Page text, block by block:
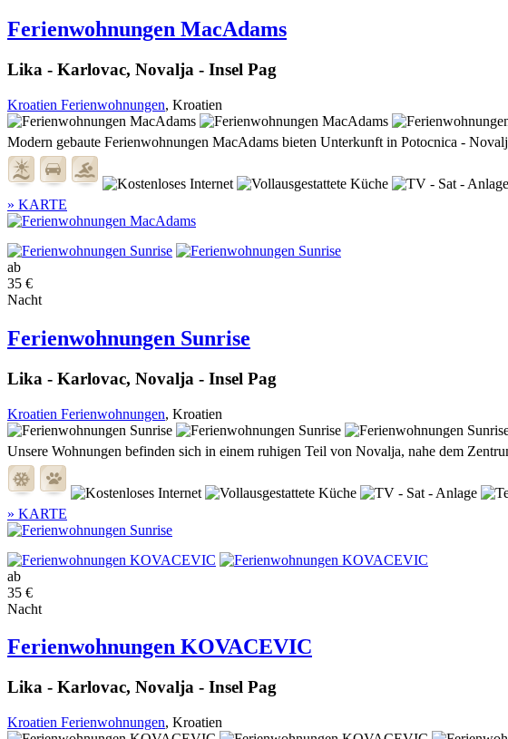
Ferienwohnungen MacAdams
Lika - Karlovac, Novalja - Insel Pag
Kroatien Ferienwohnungen, Kroatien
Modern gebaute Ferienwohnungen MacAdams bieten Unterkunft in Potocnica -
» KARTE
ab
35 €
Nacht
Ferienwohnungen Sunrise
Lika - Karlovac, Novalja - Insel Pag
Kroatien Ferienwohnungen, Kroatien
Unsere Wohnungen befinden sich in einem ruhigen Teil von Novalja, nahe dem
» KARTE
ab
35 €
Nacht
Ferienwohnungen KOVACEVIC
Lika - Karlovac, Novalja - Insel Pag
Kroatien Ferienwohnungen, Kroatien